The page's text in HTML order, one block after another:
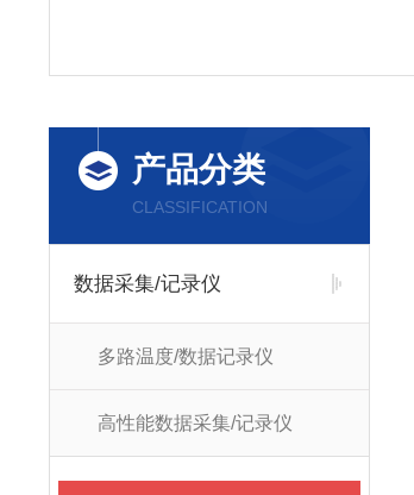
产品分类
CLASSIFICATION
数据采集/记录仪
多路温度/数据记录仪
高性能数据采集/记录仪